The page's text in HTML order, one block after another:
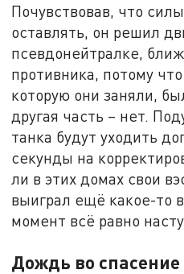
Почувствовав, что
оставлять, он решил
псевдонейтралке,
противника, потому
которую они заняли,
другая часть – нет.
танка будут уходить
секунды на
ли в этих домах свои
выиграл ещё какое-то
момент всё равно
Дождь во спасение